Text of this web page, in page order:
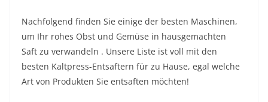
Nachfolgend finden Sie einige der besten Maschinen,
um Ihr rohes Obst und Gemüse in hausgemachten
Saft zu verwandeln . Unsere Liste ist voll mit den
besten Kaltpress-Entsaftern für zu Hause, egal welche
Art von Produkten Sie entsaften möchten!